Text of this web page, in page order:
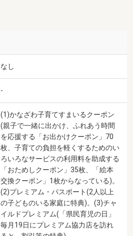
なし
-
(1)かなざわ子育てすまいるクーポン
(親子で一緒に出かけ、ふれあう時間
を応援する「お出かけクーポン」70
枚、子育ての負担を軽くするためのい
ろいろなサービスの利用料を助成する
「おためしクーポン」35枚、「絵本
交換クーポン」1枚からなっている)。
(2)プレミアム・パスポート(2人以上
の子どものいる家庭に特典)。(3)チャ
イルドプレミアム(「県民育児の日」
毎月19日にプレミアム協力店を訪れ